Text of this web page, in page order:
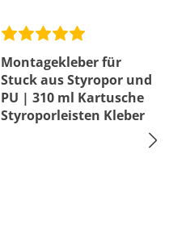
Montagekleber für
Stuck aus Styropor und
PU | 310 ml Kartusche
Styroporleisten Kleber